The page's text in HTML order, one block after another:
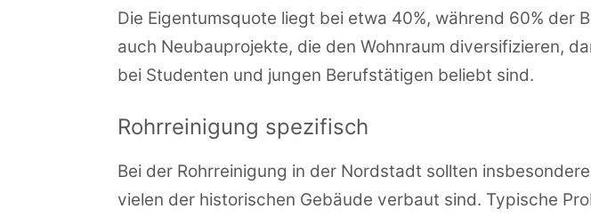
Die Eigentumsquote liegt bei etwa 40%, während 60% der
auch Neubauprojekte, die den Wohnraum diversifizieren,
bei Studenten und jungen Berufstätigen beliebt sind.
Rohrreinigung spezifisch
Bei der Rohrreinigung in der Nordstadt sollten
vielen der historischen Gebäude verbaut sind. Typische